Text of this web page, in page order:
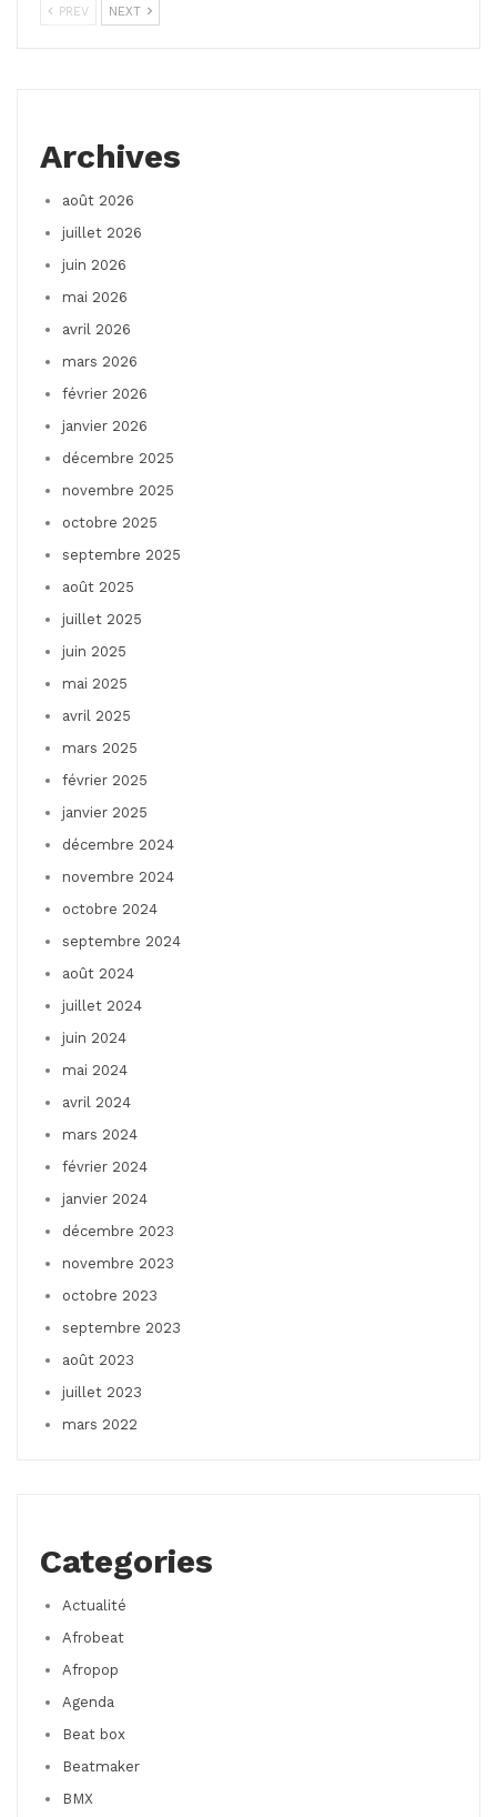
PREV NEXT
Archives
août 2026
juillet 2026
juin 2026
mai 2026
avril 2026
mars 2026
février 2026
janvier 2026
décembre 2025
novembre 2025
octobre 2025
septembre 2025
août 2025
juillet 2025
juin 2025
mai 2025
avril 2025
mars 2025
février 2025
janvier 2025
décembre 2024
novembre 2024
octobre 2024
septembre 2024
août 2024
juillet 2024
juin 2024
mai 2024
avril 2024
mars 2024
février 2024
janvier 2024
décembre 2023
novembre 2023
octobre 2023
septembre 2023
août 2023
juillet 2023
mars 2022
Categories
Actualité
Afrobeat
Afropop
Agenda
Beat box
Beatmaker
BMX